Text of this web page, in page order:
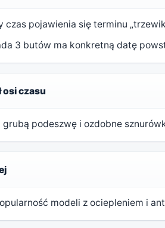
czas pojawienia się terminu
3 butów ma konkretną datę
osi czasu
grubą podeszwę i ozdobne
modeli z ociepleniem i